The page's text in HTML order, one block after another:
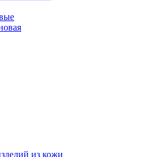
из кожи